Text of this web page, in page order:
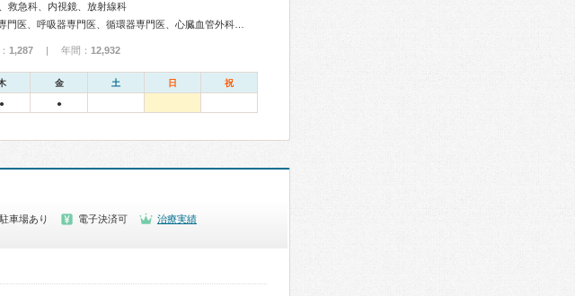
救急科、内視鏡、放射線科
1,287 | 年間： 12,932
金 土 日 祝
● ●
駐車場あり 電子決済可
治療実績